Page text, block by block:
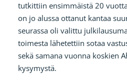
tutkittiin ensimmäistä 20
on jo alussa ottanut kantaa
seurassa oli valittu
toimesta lähetettiin sotaa
sekä samana vuonna koskien
kysymystä.